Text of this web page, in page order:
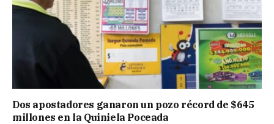
Dos apostadores ganaron un pozo récord de $645
millones en la Quiniela Poceada